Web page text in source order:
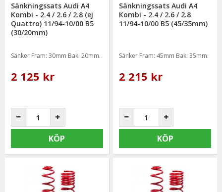
Sänkningssats Audi A4
Kombi - 2.4 / 2.6 / 2.8 (ej
Quattro) 11/94-10/00 B5
(30/20mm)
Sänker Fram: 30mm Bak: 20mm.
2 125 kr
KÖP
Sänkningssats Audi A4
Kombi - 2.4 / 2.6 / 2.8
11/94-10/00 B5 (45/35mm)
Sänker Fram: 45mm Bak: 35mm.
2 215 kr
KÖP